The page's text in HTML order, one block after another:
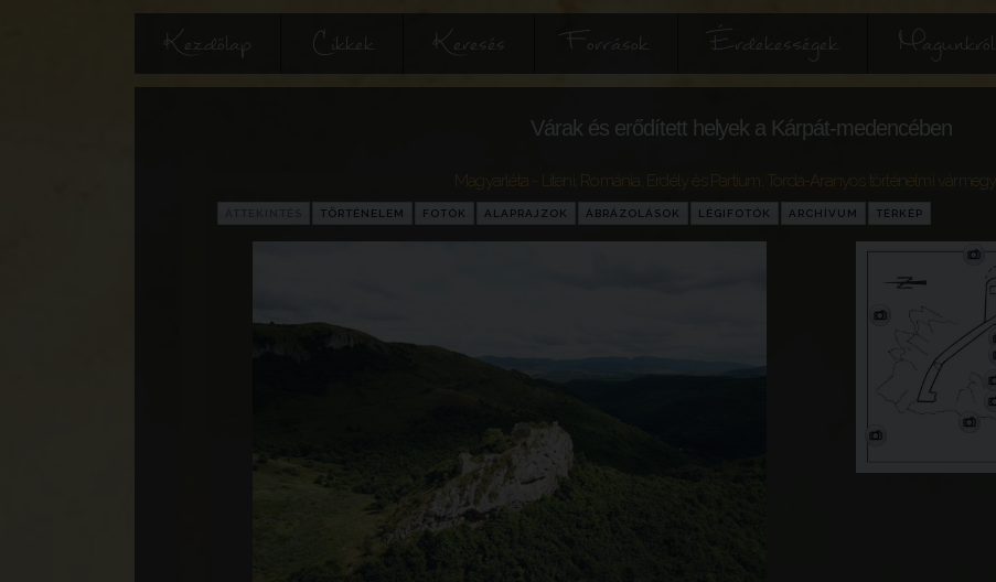
Kezdőlap Cikkek Keresés Források Érdekességek Magunkról
Várak és erődített helyek a Kárpát-medencében
Magyarléta - Liteni Románia Erdély és Partium Torda-Aranyos történelmi vármegye
TÖRTÉNELEM FOTÓK ALAPRAJZOK ÁBRÁZOLÁSOK LÉGIFOTÓK ARCHÍVUM TÉRKÉP